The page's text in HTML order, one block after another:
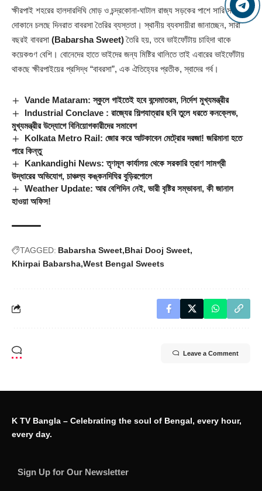
ক্ষীরপাই শহরের হালদারদিঘি মোড় ও চন্দ্রকোনা-ঘাটাল রাজ্য সড়কের পাশে সারি সারি
দোকানে চলছে দিনরাত বাবরসা তৈরির ব্যস্ততা। স্থানীয় ব্যবসায়ীরা জানাচ্ছেন, সারা
বছরই বাবরসা (Babarsha Sweet)তৈরি হয়, তবে ভাইফোঁটায় চাহিদা থাকে
কয়েকগুণ বেশি। বোনেদের হাতে ভাইদের জন্য মিষ্টির থালিতে তাই এবারের ভাইফোঁটায়
থাকছে ক্ষীরপাইয়ের প্রসিদ্ধ “বাবরসা”, এক ঐতিহ্যের প্রতীক, স্বাদের গর্ব।
Vande Mataram: স্কুলে গাইতেই হবে বন্দেমাতরম, নির্দেশ মুখ্যমন্ত্রীর
Industrial Conclave : রাজ্যের শিল্পযাত্রার ছবি তুলে ধরতে কনক্লেভ,
মুখ্যমন্ত্রীর উদ্যোগে বিনিয়োগকারীদের সমাবেশ
Kolkata Metro Rail: জোর করে আটকাবেন মেট্রোর দরজা! জরিমানা হতে
পারে কিন্তু
Kankandighi News: তৃণমূল কার্যালয় থেকে সরকারি ত্রাণ সামগ্রী
উদ্ধারের অভিযোগ, চাঞ্চল্য কঙ্কনদিঘির বুড়িরপোলে
Weather Update: আর বেশিদিন নেই, ভারী বৃষ্টির সম্ভাবনা, কী জানাল
হাওয়া অফিস!
TAGGED: Babarsha Sweet Bhai Dooj Sweet
Khirpai Babarsha West Bengal Sweets
Leave a Comment
K TV Bangla – Celebrating the soul of Bengal, every hour,
every day.
Sign Up for Our Newsletter